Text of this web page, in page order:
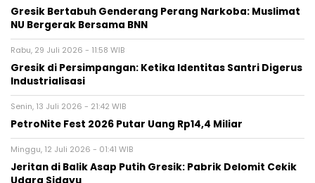
Gresik Bertabuh Genderang Perang Narkoba: Muslimat
NU Bergerak Bersama BNN
Rabu, 29 Juli 2026 - 11:58 WIB
Gresik di Persimpangan: Ketika Identitas Santri Digerus
Industrialisasi
Senin, 13 Juli 2026 - 21:42 WIB
PetroNite Fest 2026 Putar Uang Rp14,4 Miliar
Minggu, 12 Juli 2026 - 01:41 WIB
Jeritan di Balik Asap Putih Gresik: Pabrik Delomit Cekik